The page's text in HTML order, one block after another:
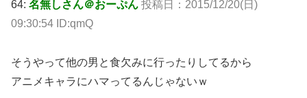
64: 名無しさん＠おーぷん 投稿日：2015/12/20(日)
09:30:54 ID:qmQ
そうやって他の男と食欠みに行ったりしてるから
アニメキャラにハマってるんじゃないｗ